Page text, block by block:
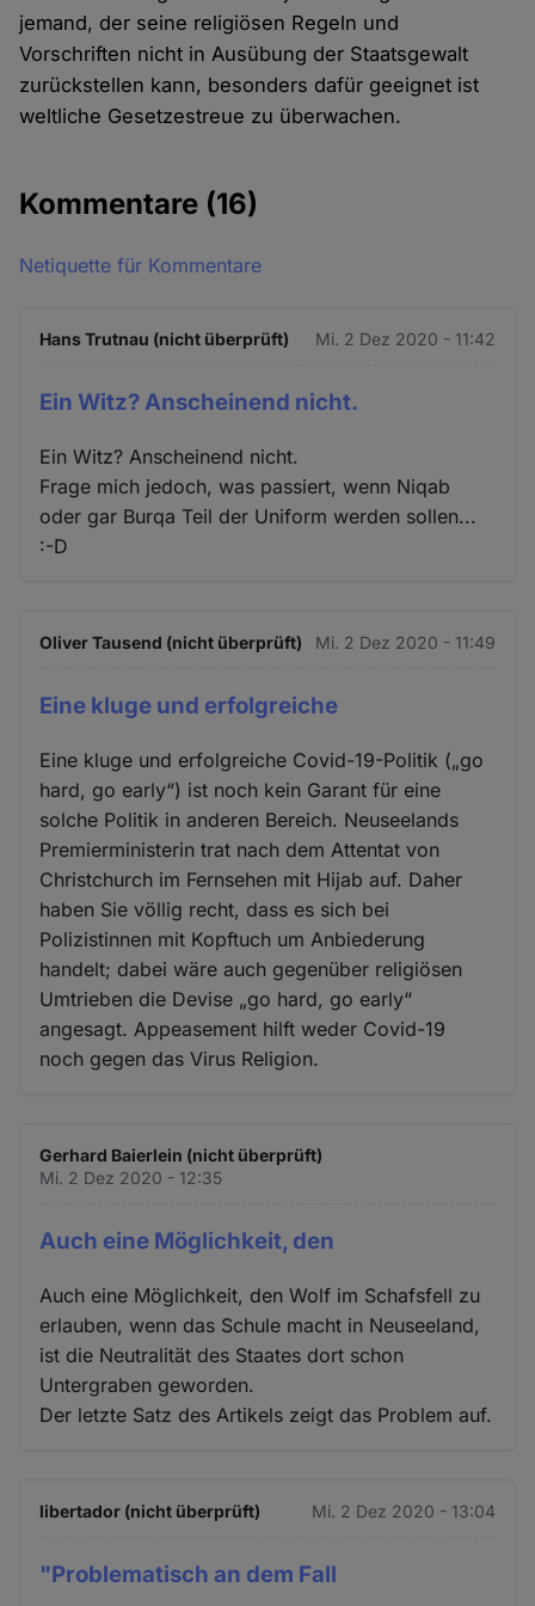
jemand, der seine religiösen Regeln und
Vorschriften nicht in Ausübung der Staatsgewalt
zurückstellen kann, besonders dafür geeignet ist
weltliche Gesetzestreue zu überwachen.
Kommentare (16)
Netiquette für Kommentare
Hans Trutnau (nicht überprüft) Mi. 2 Dez 2020 - 11:42
Ein Witz? Anscheinend nicht.
Ein Witz? Anscheinend nicht.
Frage mich jedoch, was passiert, wenn Niqab
oder gar Burqa Teil der Uniform werden sollen...
:-D
Oliver Tausend (nicht überprüft) Mi. 2 Dez 2020 - 11:49
Eine kluge und erfolgreiche
Eine kluge und erfolgreiche Covid-19-Politik („go
hard, go early“) ist noch kein Garant für eine
solche Politik in anderen Bereich. Neuseelands
Premierministerin trat nach dem Attentat von
Christchurch im Fernsehen mit Hijab auf. Daher
haben Sie völlig recht, dass es sich bei
Polizistinnen mit Kopftuch um Anbiederung
handelt; dabei wäre auch gegenüber religiösen
Umtrieben die Devise „go hard, go early“
angesagt. Appeasement hilft weder Covid-19
noch gegen das Virus Religion.
Gerhard Baierlein (nicht überprüft)
Mi. 2 Dez 2020 - 12:35
Auch eine Möglichkeit, den
Auch eine Möglichkeit, den Wolf im Schafsfell zu
erlauben, wenn das Schule macht in Neuseeland,
ist die Neutralität des Staates dort schon
Untergraben geworden.
Der letzte Satz des Artikels zeigt das Problem auf.
libertador (nicht überprüft) Mi. 2 Dez 2020 - 13:04
"Problematisch an dem Fall